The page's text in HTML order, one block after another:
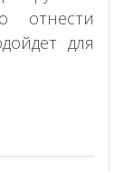
отнести
для